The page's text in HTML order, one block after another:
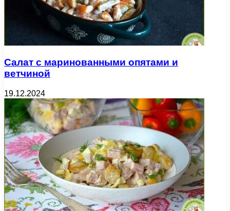
Салат с маринованными опятами и
ветчиной
19.12.2024